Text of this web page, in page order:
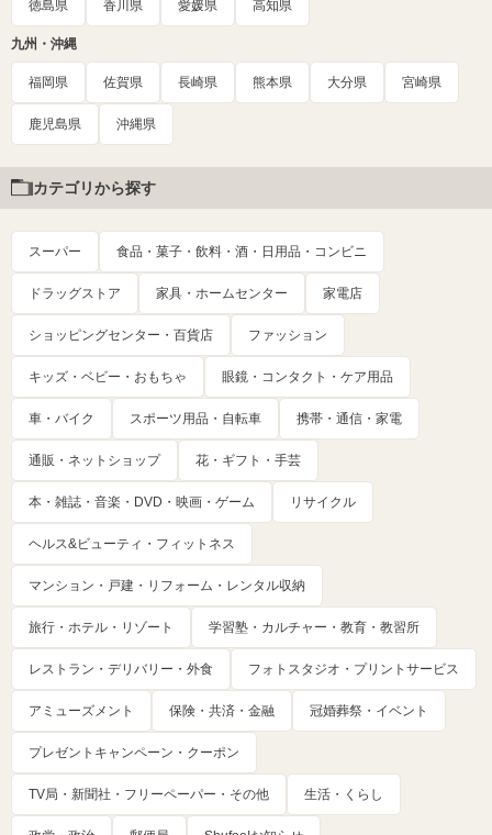
徳島県 香川県 愛媛県 高知県
九州・沖縄
福岡県 佐賀県 長崎県 熊本県 大分県 宮崎県
鹿児島県 沖縄県
カテゴリから探す
スーパー 食品・菓子・飲料・酒・日用品・コンビニ
ドラッグストア 家具・ホームセンター 家電店
ショッピングセンター・百貨店 ファッション
キッズ・ベビー・おもちゃ 眼鏡・コンタクト・ケア用品
車・バイク スポーツ用品・自転車 携帯・通信・家電
通販・ネットショップ 花・ギフト・手芸
本・雑誌・音楽・DVD・映画・ゲーム リサイクル
ヘルス&ビューティ・フィットネス
マンション・戸建・リフォーム・レンタル収納
旅行・ホテル・リゾート 学習塾・カルチャー・教育・教習所
レストラン・デリバリー・外食 フォトスタジオ・プリントサービス
アミューズメント 保険・共済・金融 冠婚葬祭・イベント
プレゼントキャンペーン・クーポン
TV局・新聞社・フリーペーパー・その他 生活・くらし